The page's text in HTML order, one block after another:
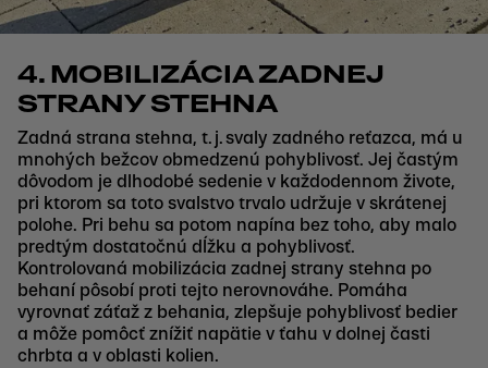
4. MOBILIZÁCIA ZADNEJ
STRANY STEHNA
Zadná strana stehna, t. j. svaly zadného reťazca, má u
mnohých bežcov obmedzenú pohyblivosť. Jej častým
dôvodom je dlhodobé sedenie v každodennom živote,
pri ktorom sa toto svalstvo trvalo udržuje v skrátenej
polohe. Pri behu sa potom napína bez toho, aby malo
predtým dostatočnú dĺžku a pohyblivosť.
Kontrolovaná mobilizácia zadnej strany stehna po
behaní pôsobí proti tejto nerovnováhe. Pomáha
vyrovnať záťaž z behania, zlepšuje pohyblivosť bedier
a môže pomôcť znížiť napätie v ťahu v dolnej časti
chrbta a v oblasti kolien.